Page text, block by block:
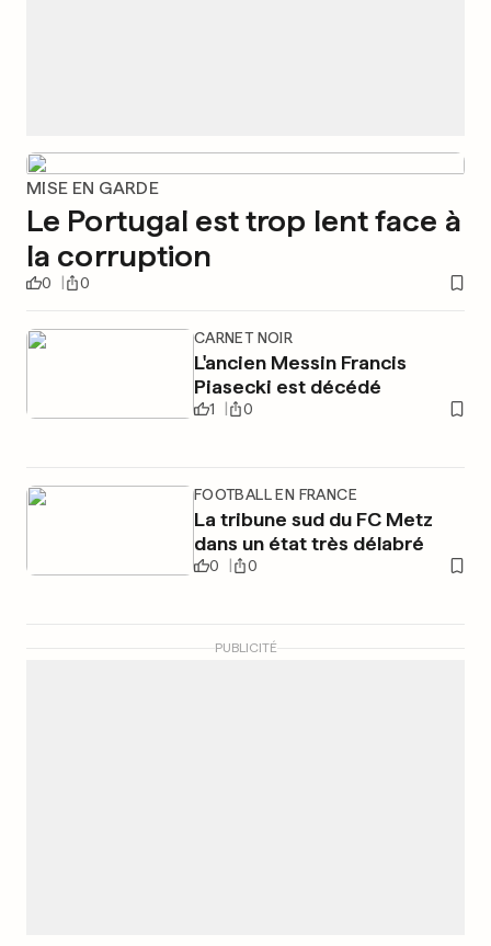
MISE EN GARDE
Le Portugal est trop lent face à
la corruption
0 0
CARNET NOIR
L'ancien Messin Francis
Piasecki est décédé
1 0
FOOTBALL EN FRANCE
La tribune sud du FC Metz
dans un état très délabré
0 0
PUBLICITÉ